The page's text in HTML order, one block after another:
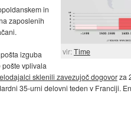
vir:Time
in
zaposlenih
izguba
vplivala
sklenili zavezujoč dogovorza
35-urni delovni teden v Franciji.